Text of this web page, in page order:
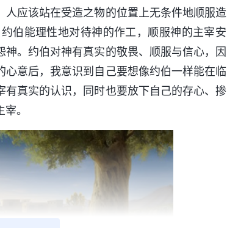
应该站在受造之物的位置上无条件地顺服造
伯能理性地对待神的作工，顺服神的主宰安
。约伯对神有真实的敬畏、顺服与信心，因
意后，我意识到自己要想像约伯一样能在临
真实的认识，同时也要放下自己的存心、掺
。